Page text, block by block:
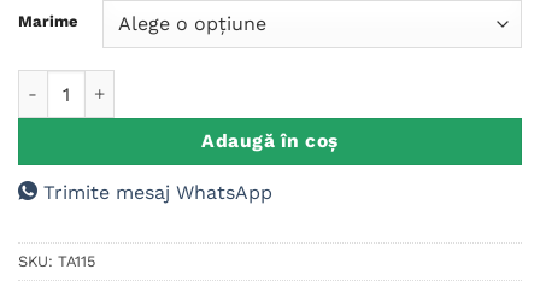
Marime
Adaugă în coș
Trimite mesaj WhatsApp
SKU: TA115